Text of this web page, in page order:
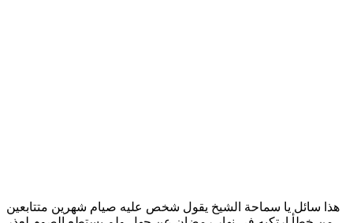
هذا سائل يا سماحة الشيخ يقول شخص عليه صيام شهرين متتابعين